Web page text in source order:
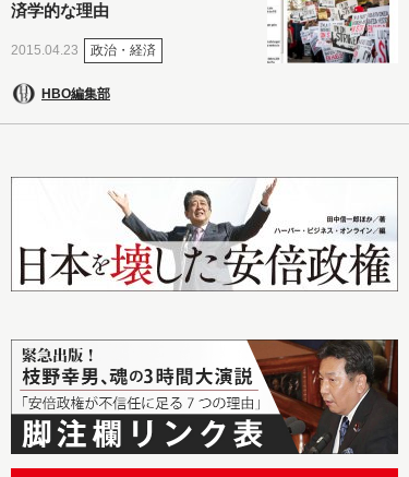
済学的な理由
2015.04.23 政治・経済
HBO編集部